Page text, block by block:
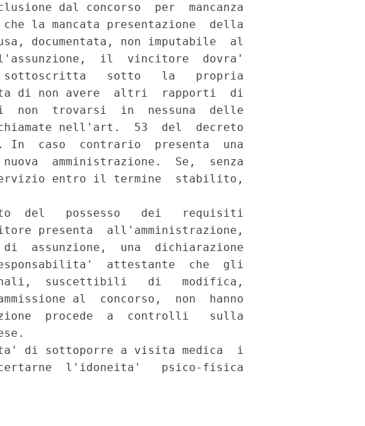
dal concorso  per  mancanza
la mancata presentazione  della
documentata, non imputabile  al
il  vincitore  dovra'
sottoscritta   sotto   la   propria
di non avere  altri  rapporti  di
non  trovarsi  in  nessuna  delle
nell'art.  53  del  decreto
In  caso  contrario  presenta  una
amministrazione.  Se,  senza
entro il termine  stabilito,
del   possesso   dei   requisiti
presenta  all'amministrazione,
assunzione,  una  dichiarazione
attestante  che  gli
suscettibili   di   modifica,
al  concorso,  non  hanno
procede  a  controlli   sulla
di sottoporre a visita medica  i
l'idoneita'   psico-fisica